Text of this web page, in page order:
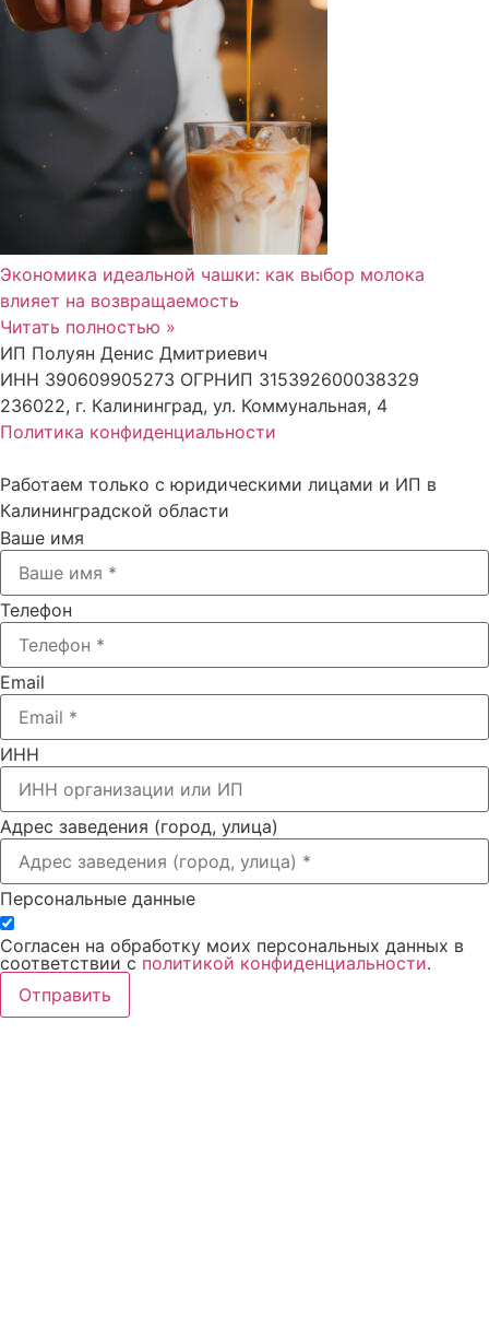
Экономика идеальной чашки: как выбор молока
влияет на возвращаемость
Читать полностью »
ИП Полуян Денис Дмитриевич
ИНН 390609905273 ОГРНИП 315392600038329
236022, г. Калининград, ул. Коммунальная, 4
Политика конфиденциальности
Работаем только с юридическими лицами и ИП в
Калининградской области
Ваше имя
Телефон
Email
ИНН
Адрес заведения (город, улица)
Персональные данные
Согласен на обработку моих персональных данных в
соответствии с политикой конфиденциальности.
Отправить